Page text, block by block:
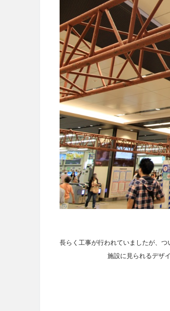
長らく工事が行われていましたが、
施設に見られるデザ